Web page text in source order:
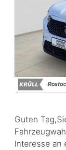
Guten
Interesse an